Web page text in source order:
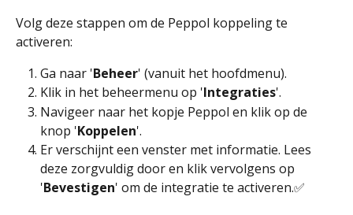
Volg deze stappen om de Peppol koppeling te
activeren:
Ga naar 'Beheer' (vanuit het hoofdmenu).
Klik in het beheermenu op 'Integraties'.
Navigeer naar het kopje Peppol en klik op de
knop 'Koppelen'.
Er verschijnt een venster met informatie. Lees
deze zorgvuldig door en klik vervolgens op
'Bevestigen' om de integratie te activeren.✅